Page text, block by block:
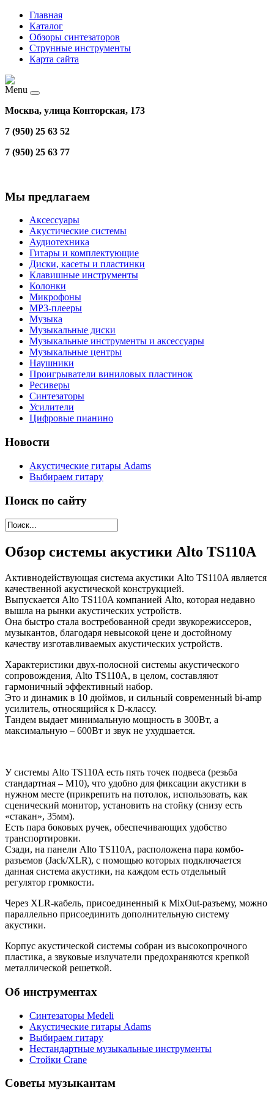
Главная
Каталог
Обзоры синтезаторов
Струнные инструменты
Карта сайта
Menu
Москва, улица Конторская, 173
7 (950) 25 63 52
7 (950) 25 63 77
Мы предлагаем
Аксессуары
Акустические системы
Аудиотехника
Гитары и комплектующие
Диски, касеты и пластинки
Клавишные инструменты
Колонки
Микрофоны
МР3-плееры
Музыка
Музыкальные диски
Музыкальные инструменты и аксессуары
Музыкальные центры
Наушники
Проигрыватели виниловых пластинок
Ресиверы
Синтезаторы
Усилители
Цифровые пианино
Новости
Акустические гитары Adams
Выбираем гитару
Поиск по сайту
Обзор системы акустики Alto TS110A
Активнодействующая система акустики Alto TS110A является
качественной акустической конструкцией.
Выпускается Alto TS110A компанией Alto, которая недавно
вышла на рынки акустических устройств.
Она быстро стала востребованной среди звукорежиссеров,
музыкантов, благодаря невысокой цене и достойному
качеству изготавливаемых акустических устройств.
Характеристики двух-полосной системы акустического
сопровождения, Alto TS110A, в целом, составляют
гармоничный эффективный набор.
Это и динамик в 10 дюймов, и сильный современный bi-amp
усилитель, относящийся к D-классу.
Тандем выдает минимальную мощность в 300Вт, а
максимальную – 600Вт и звук не ухудшается.
У системы Alto TS110A есть пять точек подвеса (резьба
стандартная – М10), что удобно для фиксации акустики в
нужном месте (прикрепить на потолок, использовать, как
сценический монитор, установить на стойку (снизу есть
«стакан», 35мм).
Есть пара боковых ручек, обеспечивающих удобство
транспортировки.
Сзади, на панели Alto TS110A, расположена пара комбо-
разъемов (Jack/XLR), с помощью которых подключается
данная система акустики, на каждом есть отдельный
регулятор громкости.
Через XLR-кабель, присоединенный к MixOut-разъему, можно
параллельно присоединить дополнительную систему
акустики.
Корпус акустической системы собран из высокопрочного
пластика, а звуковые излучатели предохраняются крепкой
металлической решеткой.
Об инструментах
Синтезаторы Мedeli
Акустические гитары Adams
Выбираем гитару
Нестандартные музыкальные инструменты
Стойки Crane
Советы музыкантам